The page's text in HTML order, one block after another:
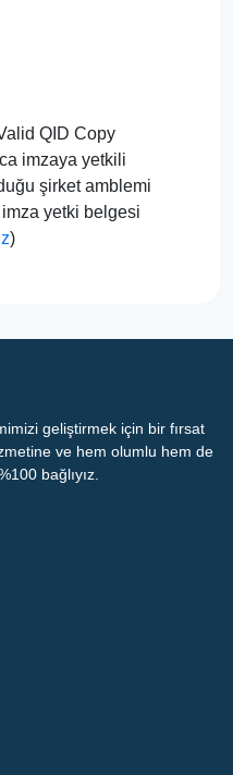
QID Copy
imzaya yetkili
şirket amblemi
yetki belgesi
)
geliştirmek için bir fırsat
ve hem olumlu hem de
bağlıyız.